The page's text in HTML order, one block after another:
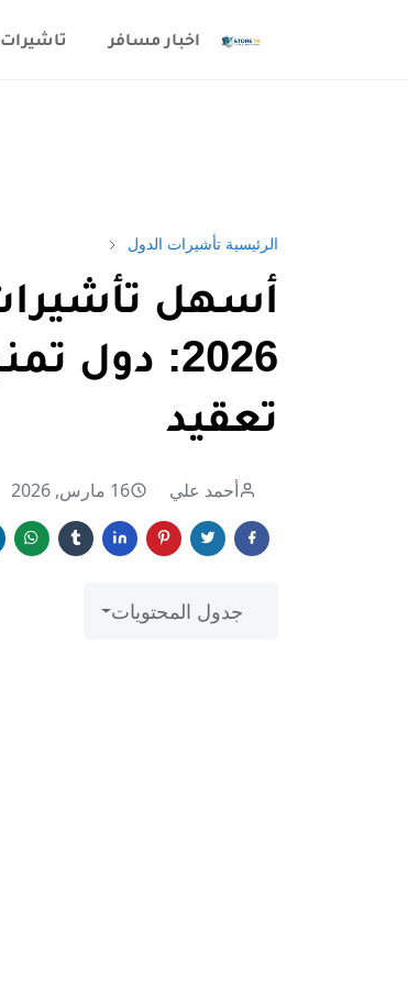
اخبار مسافر
الرئيسية تأشيرات الدول
أسهل
2026: دول
تعقيد
أحمد علي 16 مارس, 2026
جدول المحتويات